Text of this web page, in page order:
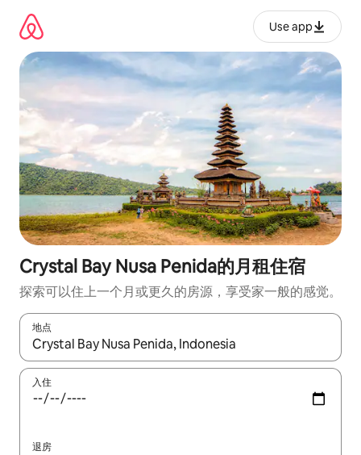
Use app
Crystal Bay Nusa Penida的月租住宿
探索可以住上一个月或更久的房源，享受家一般的感觉。
地点
如有搜索结果，请使用上下方向键查看，或通过点击或滑动手势
入住
退房